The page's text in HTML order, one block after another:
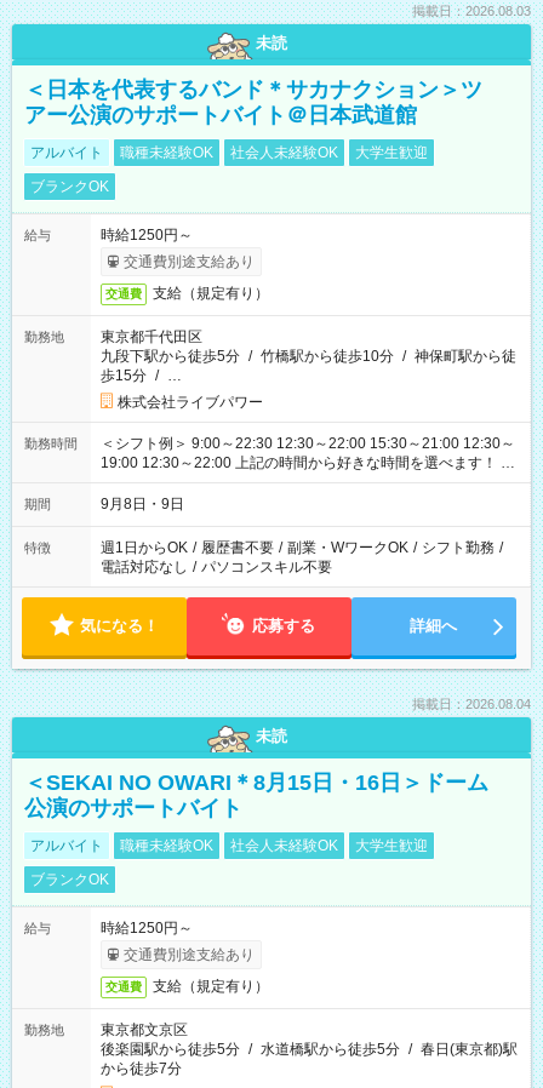
掲載日：2026.08.03
未読
＜日本を代表するバンド＊サカナクション＞ツ
アー公演のサポートバイト＠日本武道館
アルバイト 職種未経験OK 社会人未経験OK
大学生歓迎
ブランクOK
給与
時給1250円～
交通費別途支給あり
交通費 支給（規定有り）
勤務地
東京都千代田区
九段下駅から徒歩5分 / 竹橋駅から徒歩10分 / 神保町駅から徒
歩15分 / …
株式会社ライブパワー
勤務時間
＜シフト例＞ 9:00～22:30 12:30～22:00 15:30～21:00 12:30～
19:00 12:30～22:00 上記の時間から好きな時間を選べます！ ※
時間は変更となる可能性があります
期間 9月8日・9日
特徴 週1日からOK / 履歴書不要 / 副業・WワークOK / シフト勤務 /
電話対応なし / パソコンスキル不要
気になる！ 応募する 詳細へ
掲載日：2026.08.04
未読
＜SEKAI NO OWARI＊8月15日・16日＞ドーム
公演のサポートバイト
アルバイト 職種未経験OK 社会人未経験OK
大学生歓迎
ブランクOK
給与
時給1250円～
交通費別途支給あり
交通費 支給（規定有り）
勤務地
東京都文京区
後楽園駅から徒歩5分 / 水道橋駅から徒歩5分 / 春日(東京都)駅
から徒歩7分